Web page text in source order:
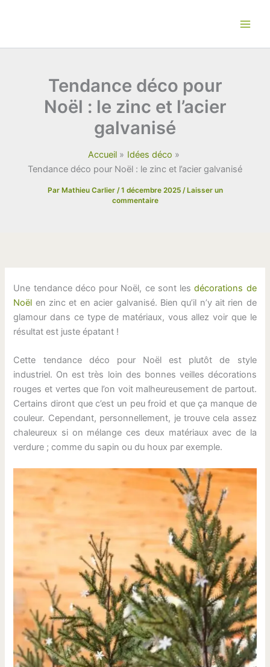
Tendance déco pour
Noël : le zinc et l’acier
galvanisé
Accueil
Idées déco
Tendance déco pour Noël : le zinc et l’acier galvanisé
Par Mathieu Carlier /1 décembre 2025 /Laisser un
commentaire
Une tendance déco pour Noël, ce sont lesdécorations de
Noël en zinc et en acier galvanisé. Bien qu’il n’y ait rien de
glamour dans ce type de matériaux, vous allez voir que le
résultat est juste épatant !
Cette tendance déco pour Noël est plutôt de style
industriel. On est très loin des bonnes veilles décorations
rouges et vertes que l’on voit malheureusement de partout.
Certains diront que c’est un peu froid et que ça manque de
couleur. Cependant, personnellement, je trouve cela assez
chaleureux si on mélange ces deux matériaux avec de la
verdure ; comme du sapin ou du houx par exemple.